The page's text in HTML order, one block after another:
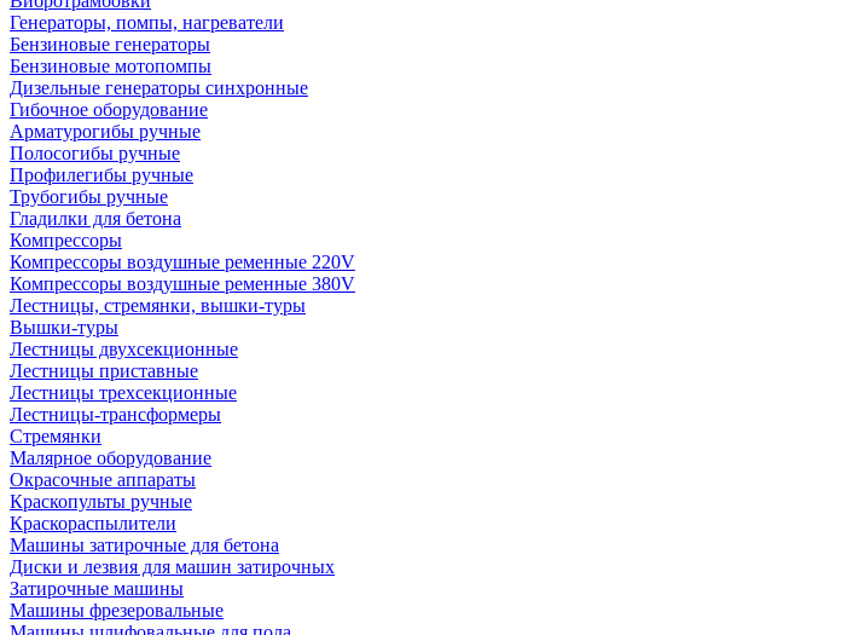
Генераторы, помпы, нагреватели
Бензиновые генераторы
Бензиновые мотопомпы
Дизельные генераторы синхронные
Гибочное оборудование
Арматурогибы ручные
Полосогибы ручные
Профилегибы ручные
Трубогибы ручные
Гладилки для бетона
Компрессоры
Компрессоры воздушные ременные 220V
Компрессоры воздушные ременные 380V
Лестницы, стремянки, вышки-туры
Вышки-туры
Лестницы двухсекционные
Лестницы приставные
Лестницы трехсекционные
Лестницы-трансформеры
Стремянки
Малярное оборудование
Окрасочные аппараты
Краскопульты ручные
Краскораспылители
Машины затирочные для бетона
Диски и лезвия для машин затирочных
Затирочные машины
Машины фрезеровальные